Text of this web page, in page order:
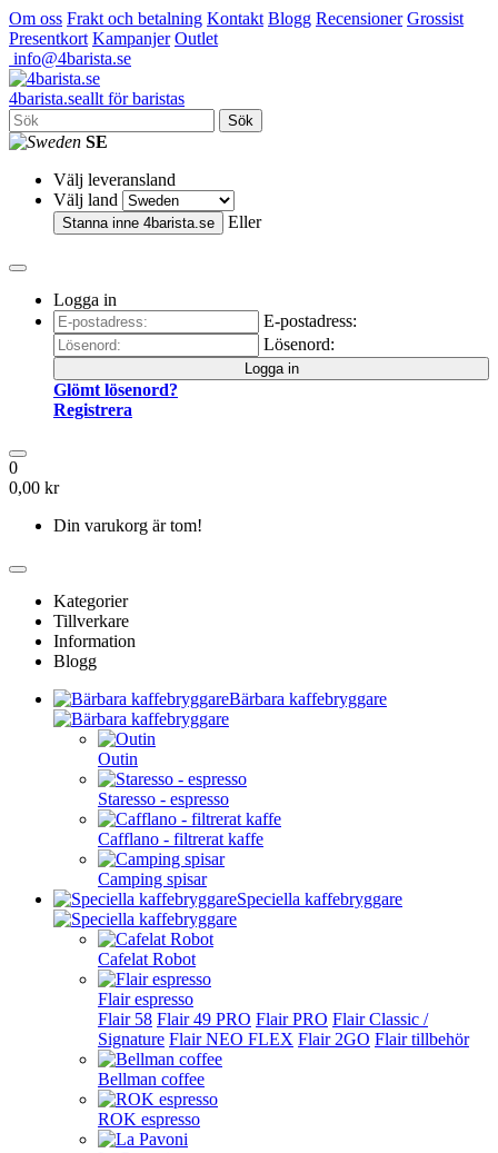
Om oss Frakt och betalning Kontakt Blogg Recensioner Grossist
Presentkort Kampanjer Outlet
info@4barista.se
4barista.seallt för baristas
Sök
SE
Välj leveransland
Välj land
Stanna inne 4barista.se Eller
Logga in
E-postadress:
Lösenord:
Logga in
Glömt lösenord?
Registrera
0
0,00 kr
Din varukorg är tom!
Kategorier
Tillverkare
Information
Blogg
Bärbara kaffebryggare
Outin
Staresso - espresso
Cafflano - filtrerat kaffe
Camping spisar
Speciella kaffebryggare
Cafelat Robot
Flair espresso
Flair 58 Flair 49 PRO Flair PRO Flair Classic /
Signature Flair NEO FLEX Flair 2GO Flair tillbehör
Bellman coffee
ROK espresso